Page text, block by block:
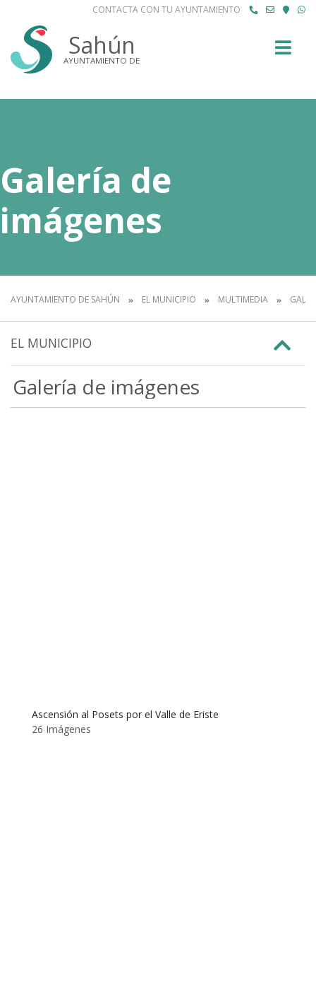
CONTACTA CON TU AYUNTAMIENTO
Sahún
AYUNTAMIENTO DE
Galería de
imágenes
AYUNTAMIENTO DE SAHÚN EL MUNICIPIO MULTIMEDIA
EL MUNICIPIO
Galería de imágenes
Ascensión al Posets por el Valle de Eriste
26 Imágenes